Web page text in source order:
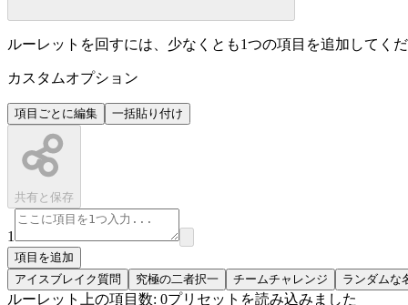
ルーレットを回すには、少なくとも1つの項目を追加してくだ
カスタムオプション
項目ごとに編集 一括貼り付け
共有と保存
1
項目を追加
アイスブレイク質問
究極の二者択一 チームチャレンジ ランダムな
ルーレット上の項目数: 0プリセットを読み込みました